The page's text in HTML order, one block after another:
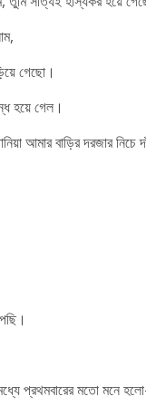
গেছো।
হয়ে গেল।
আমার বাড়ির দরজার নিচে
প্রথমবারের মতো মনে